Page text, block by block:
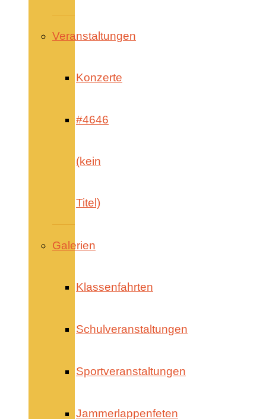
Veranstaltungen
Konzerte
#4646
(kein
Titel)
Galerien
Klassenfahrten
Schulveranstaltungen
Sportveranstaltungen
Jammerlappenfeten